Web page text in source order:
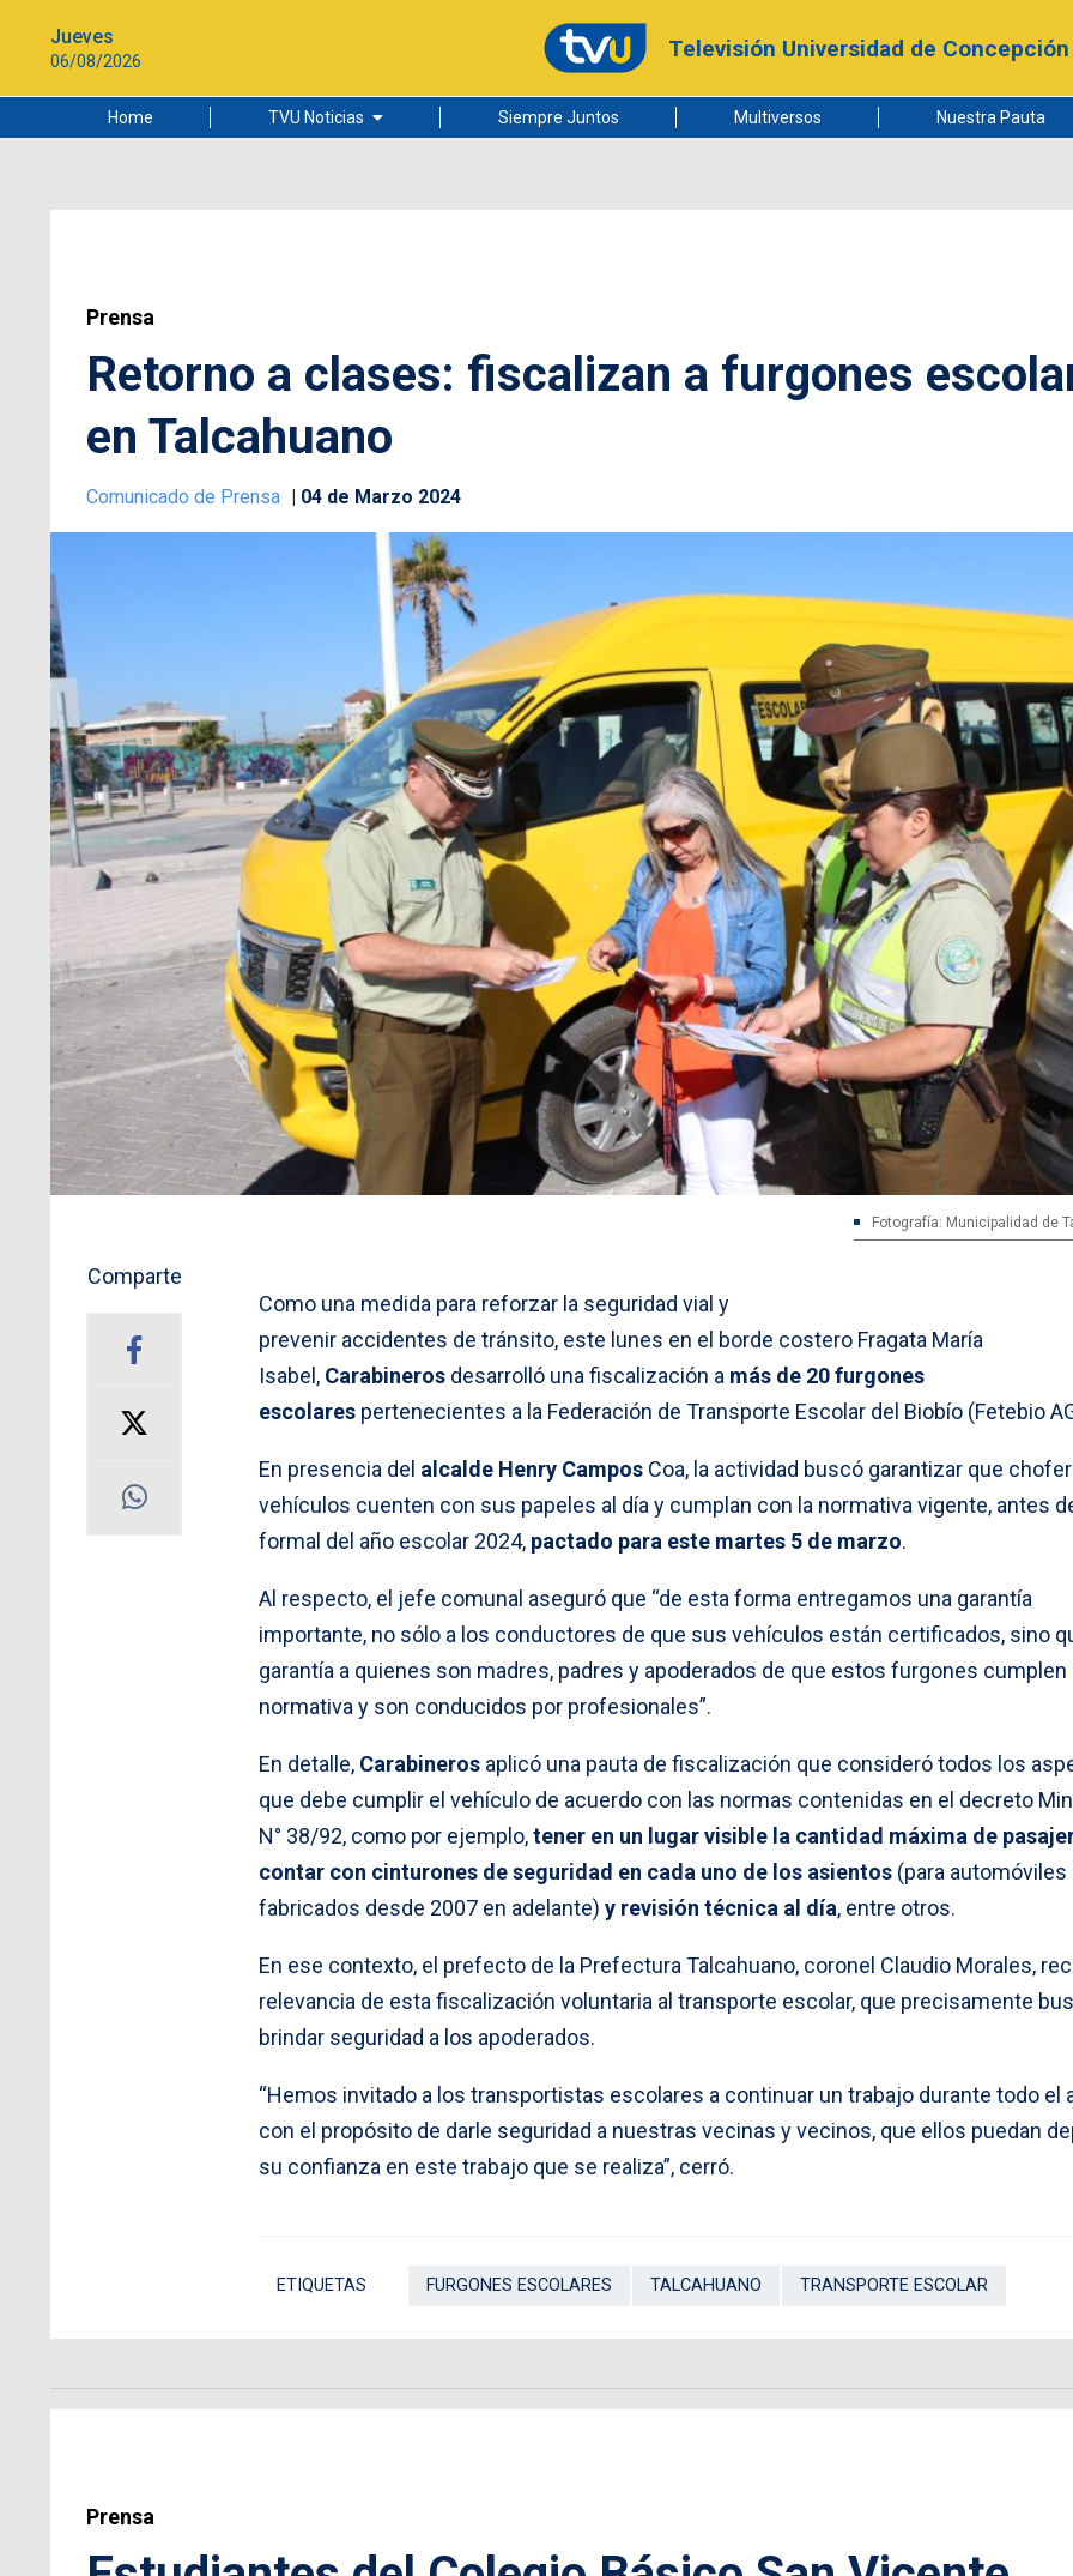
Jueves
06/08/2026 Televisión Universidad de Concepción
Home TVU Noticias
Ciudad
Siempre Juntos Multiversos Nuestra Pauta
Prensa
Retorno a clases: fiscalizan a furgones
en Talcahuano
Comunicado de Prensa 04 de Marzo 2024
Fotografía: Municipalidad de
Comparte
Como una medida para reforzar la seguridad vial y
prevenir accidentes de tránsito, este lunes en el borde costero Fragata María
Isabel, Carabineros desarrolló una fiscalización a más de 20 furgones
escolares pertenecientes a la Federación de Transporte Escolar del Biobío (Fetebio
En presencia del alcalde Henry Campos Coa, la actividad buscó garantizar que
vehículos cuenten con sus papeles al día y cumplan con la normativa vigente, antes
formal del año escolar 2024, pactado para este martes 5 de marzo.
Al respecto, el jefe comunal aseguró que “de esta forma entregamos una garantía
importante, no sólo a los conductores de que sus vehículos están certificados, sino
garantía a quienes son madres, padres y apoderados de que estos furgones cumplen
normativa y son conducidos por profesionales”.
En detalle, Carabineros aplicó una pauta de fiscalización que consideró todos los
que debe cumplir el vehículo de acuerdo con las normas contenidas en el decreto
N° 38/92, como por ejemplo,tener en un lugar visible la cantidad máxima de
contar con cinturones de seguridad en cada uno de los asientos (para automóviles
fabricados desde 2007 en adelante) y revisión técnica al día, entre otros.
En ese contexto, el prefecto de la Prefectura Talcahuano, coronel Claudio Morales,
relevancia de esta fiscalización voluntaria al transporte escolar, que precisamente
brindar seguridad a los apoderados.
“Hemos invitado a los transportistas escolares a continuar un trabajo durante todo el
con el propósito de darle seguridad a nuestras vecinas y vecinos, que ellos puedan
su confianza en este trabajo que se realiza”, cerró.
ETIQUETAS FURGONES ESCOLARES TALCAHUANO TRANSPORTE ESCOLAR
Prensa